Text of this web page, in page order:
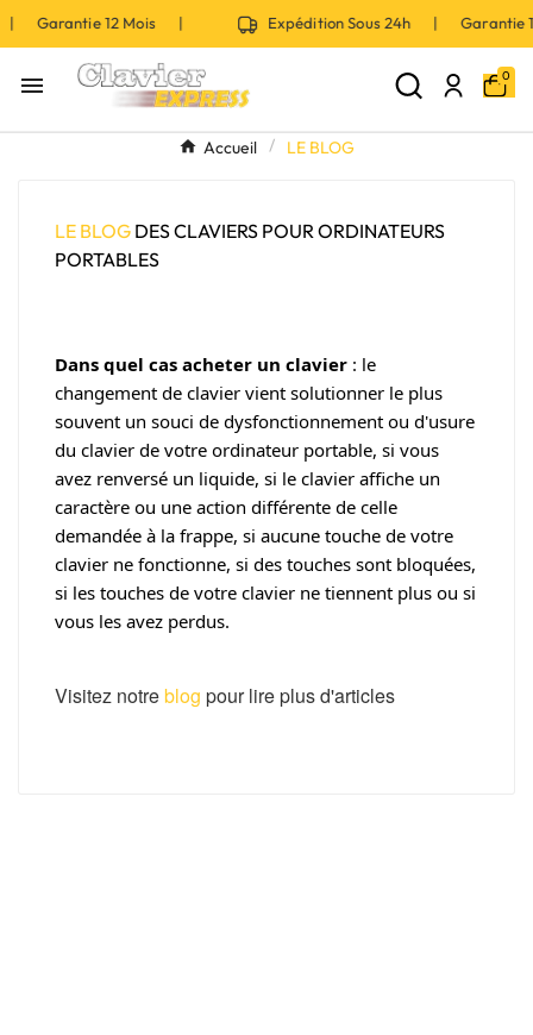
| Garantie 12 Mois | Expédition Sous 24h |
 0
Accueil LE BLOG
LE BLOG DES CLAVIERS POUR ORDINATEURS
PORTABLES
Dans quel cas acheter un clavier : le
changement de clavier vient solutionner le plus
souvent un souci de dysfonctionnement ou d'usure
du clavier de votre ordinateur portable, si vous
avez renversé un liquide, si le clavier affiche un
caractère ou une action différente de celle
demandée à la frappe, si aucune touche de votre
clavier ne fonctionne, si des touches sont bloquées,
si les touches de votre clavier ne tiennent plus ou si
vous les avez perdus.
Visitez notreblog pour lire plus d'articles